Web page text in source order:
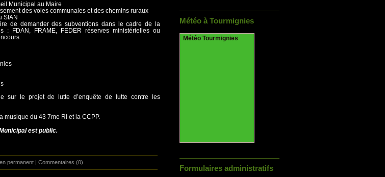
Météo à Tourmignies
Météo Tourmignies
Formulaires administratifs
Municipal au Maire
des voies communales et des chemins ruraux
SIAN
de demander des subventions dans le cadre de la
: FDAN, FRAME, FEDER réserves ministérielles ou
sur le projet de lutte d’enquête de lutte contre les
musique du 43 7me RI et la CCPP.
est public.
permanent | Commentaires (0)